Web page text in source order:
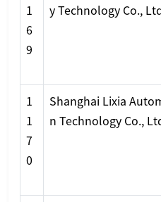
1
6
9
y Technology Co.,
1
1
7
0
Shanghai Lixia
n Technology Co.,